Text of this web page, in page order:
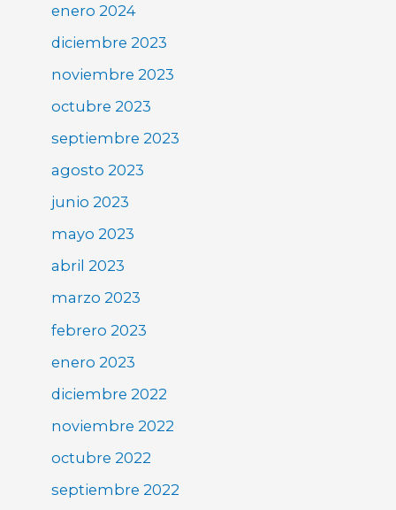
enero 2024
diciembre 2023
noviembre 2023
octubre 2023
septiembre 2023
agosto 2023
junio 2023
mayo 2023
abril 2023
marzo 2023
febrero 2023
enero 2023
diciembre 2022
noviembre 2022
octubre 2022
septiembre 2022